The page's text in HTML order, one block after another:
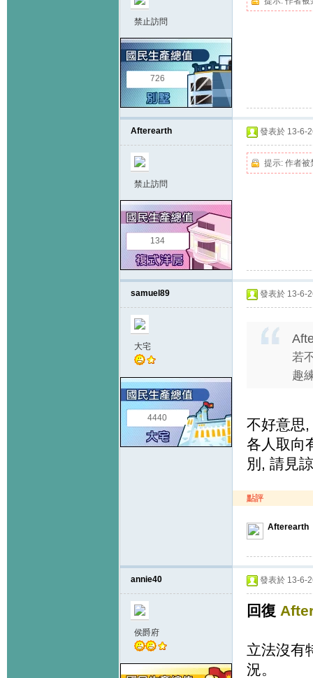
禁止訪問
726
Afterearth
禁止訪問
134
發表於 13-6-
提示: 作者被
samuel89
大宅
4440
發表於 13-6-
若
趣
不好意思
各人取向
別, 請見
點評
Afterearth
annie40
侯爵府
發表於 13-6-
回復
立法沒有
況。